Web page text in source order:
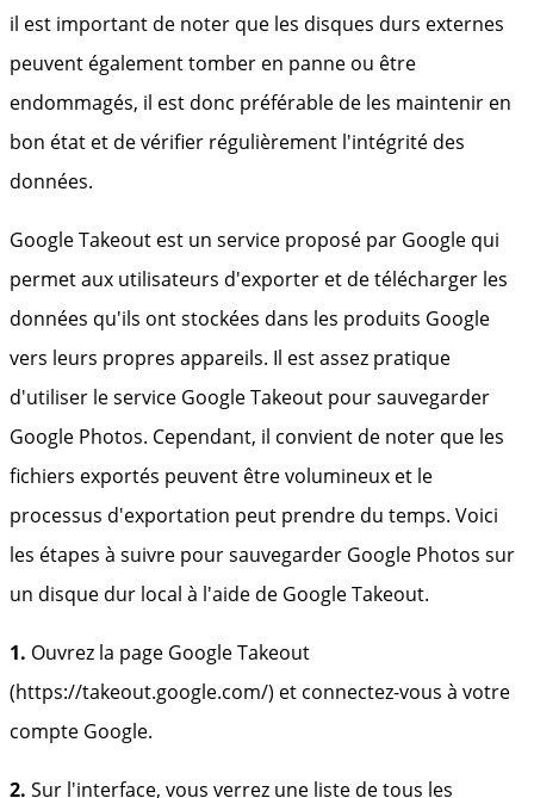
il est important de noter que les disques durs externes
peuvent également tomber en panne ou être
endommagés, il est donc préférable de les maintenir en
bon état et de vérifier régulièrement l'intégrité des
données.
Google Takeout est un service proposé par Google qui
permet aux utilisateurs d'exporter et de télécharger les
données qu'ils ont stockées dans les produits Google
vers leurs propres appareils. Il est assez pratique
d'utiliser le service Google Takeout pour sauvegarder
Google Photos. Cependant, il convient de noter que les
fichiers exportés peuvent être volumineux et le
processus d'exportation peut prendre du temps. Voici
les étapes à suivre pour sauvegarder Google Photos sur
un disque dur local à l'aide de Google Takeout.
1. Ouvrez la page Google Takeout
(https://takeout.google.com/) et connectez-vous à votre
compte Google.
2. Sur l'interface, vous verrez une liste de tous les